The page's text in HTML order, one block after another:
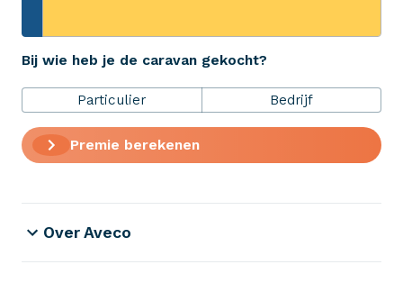
Bij wie heb je de caravan gekocht?
Particulier Bedrijf
Premie berekenen
+31 (0)523 - 20 80 30
Verzekeringen
Over Aveco